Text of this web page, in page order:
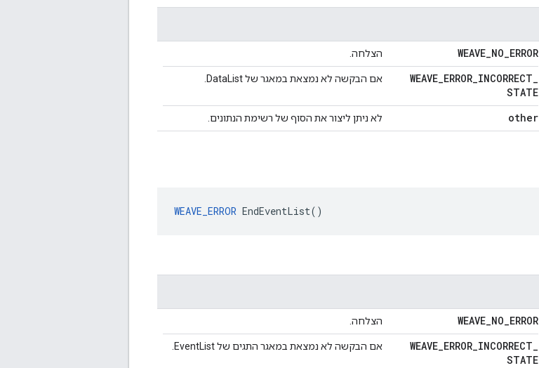
WEAVE_NO_ERROR הצלחה.
WEAVE_ERROR_INCORRECT_
STATE
אם הבקשה לא נמצאת במאגר של DataList.
other לא ניתן ליצור את הסוף של רשימת הנתונים.
WEAVE_ERROR EndEventList()
WEAVE_NO_ERROR הצלחה.
WEAVE_ERROR_INCORRECT_
STATE
אם הבקשה לא נמצאת במאגר התגים של EventList.